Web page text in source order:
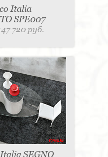
Italia
SPE007
720 руб.
SEGNO